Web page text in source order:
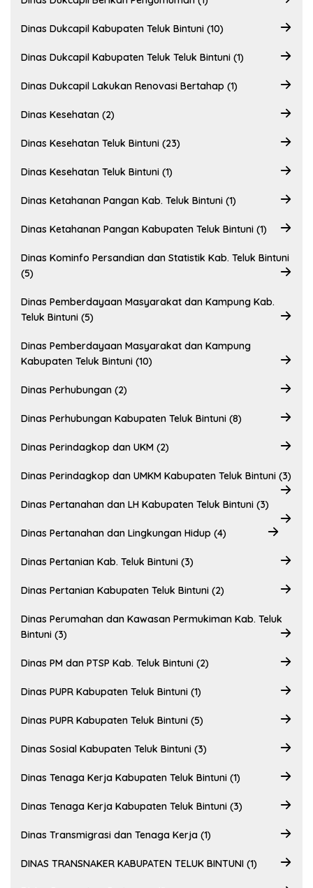
Dinas Dukcapil Kabupaten Teluk Bintuni (10)
Dinas Dukcapil Kabupaten Teluk Teluk Bintuni (1)
Dinas Dukcapil Lakukan Renovasi Bertahap (1)
Dinas Kesehatan (2)
Dinas Kesehatan Teluk Bintuni (23)
Dinas Kesehatan Teluk Bintuni (1)
Dinas Ketahanan Pangan Kab. Teluk Bintuni (1)
Dinas Ketahanan Pangan Kabupaten Teluk Bintuni (1)
Dinas Kominfo Persandian dan Statistik Kab. Teluk Bintuni
(5)
Dinas Pemberdayaan Masyarakat dan Kampung Kab.
Teluk Bintuni (5)
Dinas Pemberdayaan Masyarakat dan Kampung
Kabupaten Teluk Bintuni (10)
Dinas Perhubungan (2)
Dinas Perhubungan Kabupaten Teluk Bintuni (8)
Dinas Perindagkop dan UKM (2)
Dinas Perindagkop dan UMKM Kabupaten Teluk Bintuni (3)
Dinas Pertanahan dan LH Kabupaten Teluk Bintuni (3)
Dinas Pertanahan dan Lingkungan Hidup (4)
Dinas Pertanian Kab. Teluk Bintuni (3)
Dinas Pertanian Kabupaten Teluk Bintuni (2)
Dinas Perumahan dan Kawasan Permukiman Kab. Teluk
Bintuni (3)
Dinas PM dan PTSP Kab. Teluk Bintuni (2)
Dinas PUPR Kabupaten Teluk Bintuni (1)
Dinas PUPR Kabupaten Teluk Bintuni (5)
Dinas Sosial Kabupaten Teluk Bintuni (3)
Dinas Tenaga Kerja Kabupaten Teluk Bintuni (1)
Dinas Tenaga Kerja Kabupaten Teluk Bintuni (3)
Dinas Transmigrasi dan Tenaga Kerja (1)
DINAS TRANSNAKER KABUPATEN TELUK BINTUNI (1)